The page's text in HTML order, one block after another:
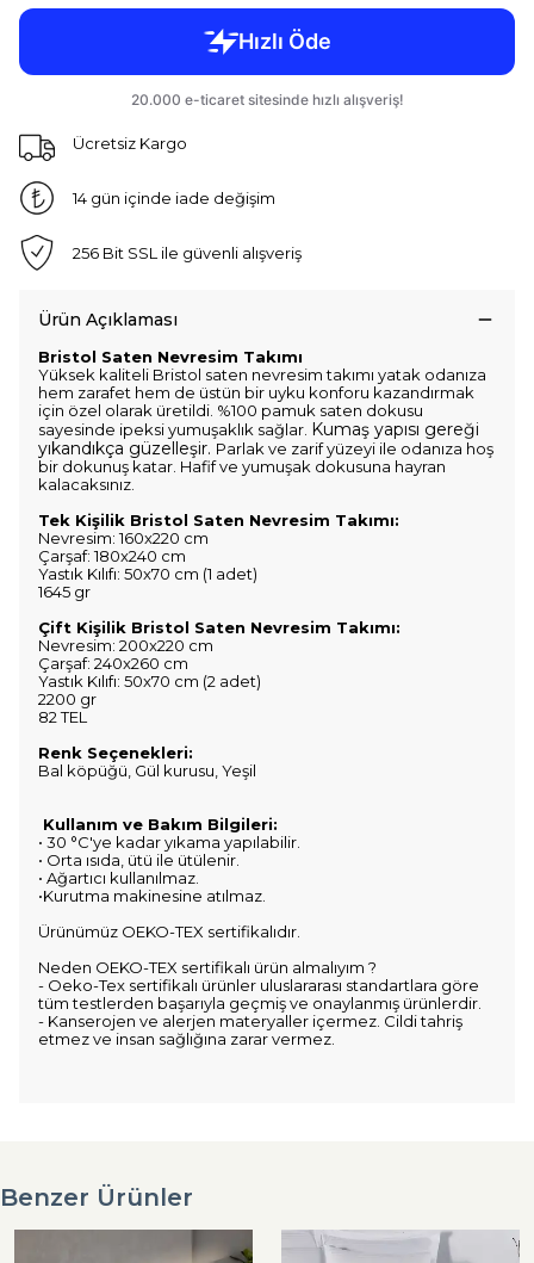
Ücretsiz Kargo
14 gün içinde iade değişim
256 Bit SSL ile güvenli alışveriş
Ürün Açıklaması
Bristol Saten Nevresim Takımı
Yüksek kaliteli Bristol saten nevresim takımı yatak odanıza
hem zarafet hem de üstün bir uyku konforu kazandırmak
için özel olarak üretildi. %100 pamuk saten dokusu
sayesinde ipeksi yumuşaklık sağlar. Kumaş yapısı gereği
yıkandıkça güzelleşir. Parlak ve zarif yüzeyi ile odanıza hoş
bir dokunuş katar. Hafif ve yumuşak dokusuna hayran
kalacaksınız.
Tek Kişilik Bristol Saten Nevresim Takımı:
Nevresim: 160x220 cm
Çarşaf: 180x240 cm
Yastık Kılıfı: 50x70 cm (1 adet)
1645 gr
Çift Kişilik Bristol Saten Nevresim Takımı:
Nevresim: 200x220 cm
Çarşaf: 240x260 cm
Yastık Kılıfı: 50x70 cm (2 adet)
2200 gr
82 TEL
Renk Seçenekleri:
Bal köpüğü, Gül kurusu, Yeşil
Kullanım ve Bakım Bilgileri:
• 30 °C'ye kadar yıkama yapılabilir.
• Orta ısıda, ütü ile ütülenir.
• Ağartıcı kullanılmaz.
•Kurutma makinesine atılmaz.
Ürünümüz OEKO-TEX sertifikalıdır.
Neden OEKO-TEX sertifikalı ürün almalıyım ?
- Oeko-Tex sertifikalı ürünler uluslararası standartlara göre
tüm testlerden başarıyla geçmiş ve onaylanmış ürünlerdir.
- Kanserojen ve alerjen materyaller içermez. Cildi tahriş
etmez ve insan sağlığına zarar vermez.
Benzer Ürünler